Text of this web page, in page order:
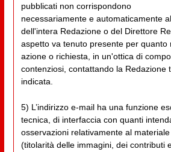
pubblicati non corrispondono
necessariamente e automaticamente
dell'intera Redazione o del Direttore
aspetto va tenuto presente per quanto
azione o richiesta, in un'ottica di
contenziosi, contattando la Redazione
indicata.
5) L’indirizzo e-mail ha una funzione
tecnica, di interfaccia con quanti
osservazioni relativamente al
(titolarità delle immagini, dei contributi